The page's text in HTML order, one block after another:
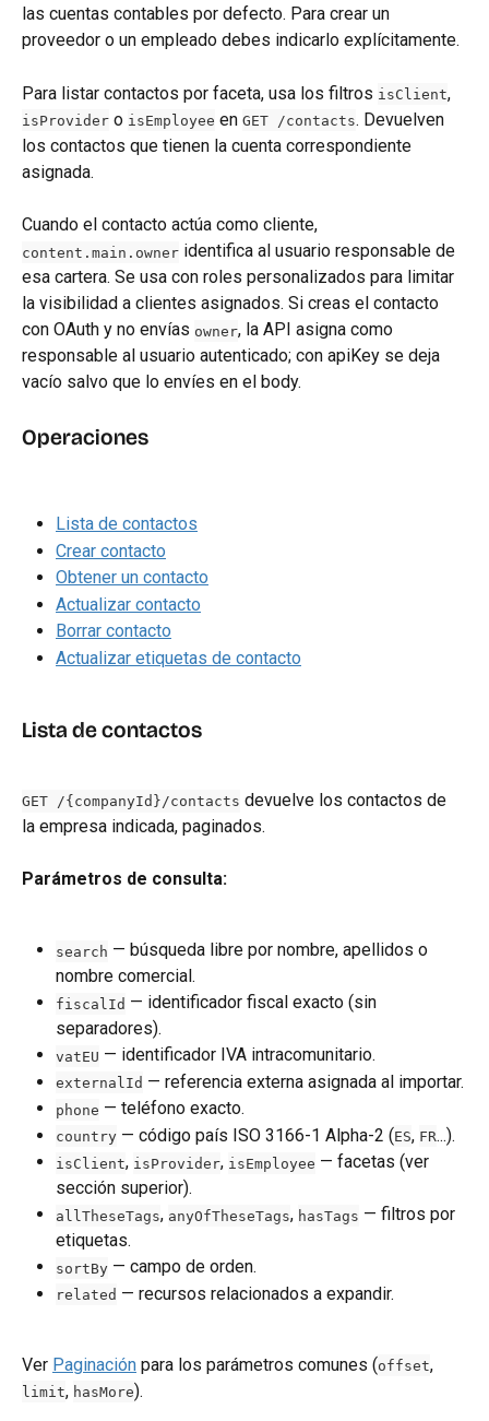
las cuentas contables por defecto. Para crear un
proveedor o un empleado debes indicarlo explícitamente.
Para listar contactos por faceta, usa los filtros isClient,
isProvider o isEmployee en GET /contacts. Devuelven
los contactos que tienen la cuenta correspondiente
asignada.
Cuando el contacto actúa como cliente,
content.main.owner identifica al usuario responsable de
esa cartera. Se usa con roles personalizados para limitar
la visibilidad a clientes asignados. Si creas el contacto
con OAuth y no envías owner, la API asigna como
responsable al usuario autenticado; con apiKey se deja
vacío salvo que lo envíes en el body.
Operaciones
Lista de contactos
Crear contacto
Obtener un contacto
Actualizar contacto
Borrar contacto
Actualizar etiquetas de contacto
Lista de contactos
GET /{companyId}/contacts devuelve los contactos de
la empresa indicada, paginados.
Parámetros de consulta:
search — búsqueda libre por nombre, apellidos o
nombre comercial.
fiscalId — identificador fiscal exacto (sin
separadores).
vatEU — identificador IVA intracomunitario.
externalId — referencia externa asignada al importar.
phone — teléfono exacto.
country — código país ISO 3166-1 Alpha-2 (ES, FR...).
isClient, isProvider, isEmployee — facetas (ver
sección superior).
allTheseTags, anyOfTheseTags, hasTags — filtros por
etiquetas.
sortBy — campo de orden.
related — recursos relacionados a expandir.
Ver Paginación para los parámetros comunes (offset,
limit, hasMore).